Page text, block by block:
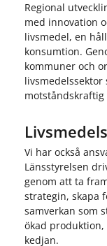
Regional
med innovation
livsmedel, en
konsumtion.
kommuner och
motståndskraftig
Vi har också
Länsstyrelsen
genom att ta
strategin, skapa
samverkan som
ökad
kedjan.